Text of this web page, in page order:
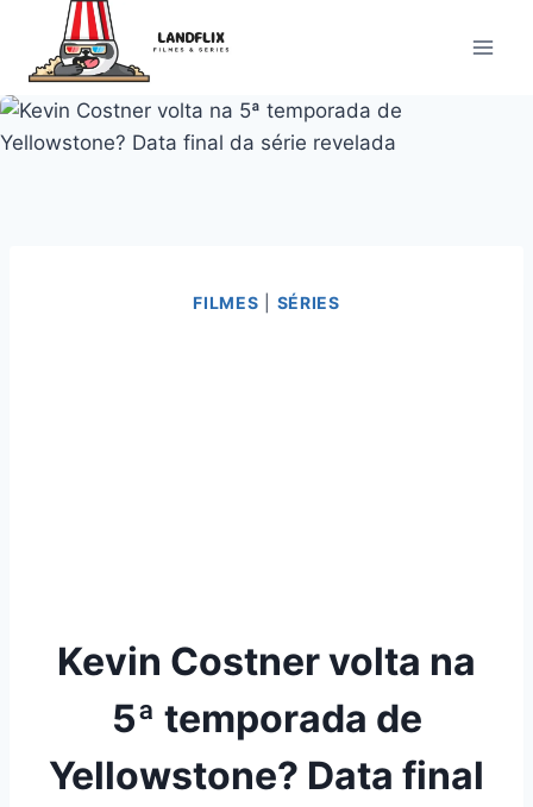
Conteúdo
FILMES SÉRIES
Kevin Costner volta na
5ª temporada de
Yellowstone? Data final